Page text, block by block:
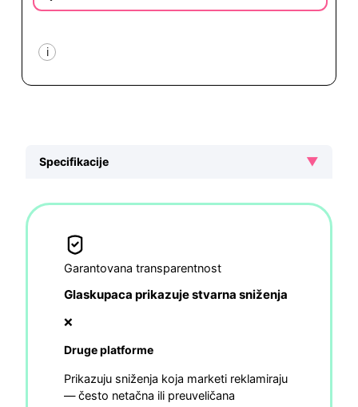
i
Specifikacije ▼
Garantovana transparentnost
Glaskupaca prikazuje stvarna sniženja
❌
Druge platforme
Prikazuju sniženja koja marketi reklamiraju
— često netačna ili preuveličana